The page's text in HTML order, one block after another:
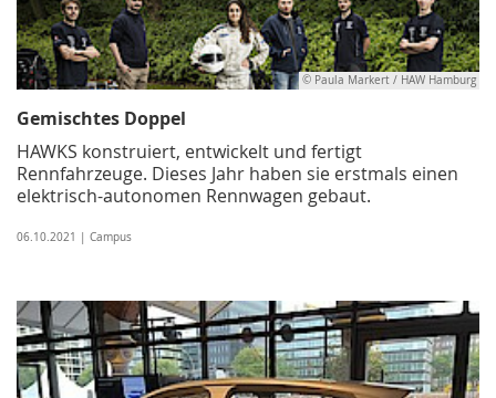
© Paula Markert / HAW Hamburg
Gemischtes Doppel
HAWKS konstruiert, entwickelt und fertigt
Rennfahrzeuge. Dieses Jahr haben sie erstmals einen
elektrisch-autonomen Rennwagen gebaut.
06.10.2021 | Campus